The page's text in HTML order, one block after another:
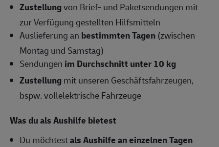
Zustellungvon Brief- und Paketsendungen mit
zur Verfügung gestellten Hilfsmitteln
Auslieferung an bestimmten Tagen (zwischen
Montag und Samstag)
Sendungen im Durchschnitt unter 10 kg
Zustellungmit unseren Geschäftsfahrzeugen,
bspw. vollelektrische Fahrzeuge
Was du als Aushilfe bietest
Du möchtestals Aushilfe an einzelnen Tagen